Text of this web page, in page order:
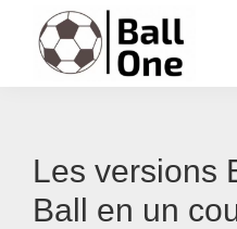
Passer
contenu
Passer
principale
Passer
Les versions
Ball en un